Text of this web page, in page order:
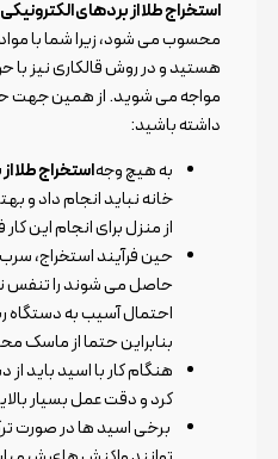
استخراج طلا از بردهای الکترونیکی
محسوب می شود، زیرا شما با
هستید و در روش قالکاری نیز
مواجه می شوید. از همین جهت
داشته باشید:
به هیچ وجهاستخراج طلا
خانه نباید انجام داد و
از منزل برای انجام این
حین فرآیند استخراج،
حاصل می شوند را تنفس
احتمال آسیب به دستگاه
بنابراین حتما از ماسک
هنگام کار با اسید باید
کرد و دقت عمل بسیار
برخی اسید ها در صورت